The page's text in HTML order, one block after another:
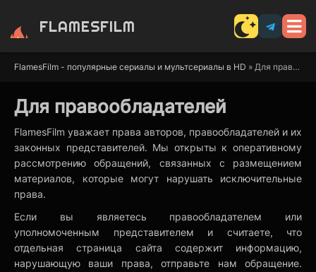
FLAMESFILM
FlamesFilm - популярные сериалы и мультсериалы в HD » Для правообладателей
Для правообладателей
FlamesFilm уважает права авторов, правообладателей и их
законных представителей. Мы открыты к оперативному
рассмотрению обращений, связанных с размещением
материалов, которые могут нарушать исключительные
права.
Если вы являетесь правообладателем или
уполномоченным представителем и считаете, что
отдельная страница сайта содержит информацию,
нарушающую ваши права, отправьте нам обращение.